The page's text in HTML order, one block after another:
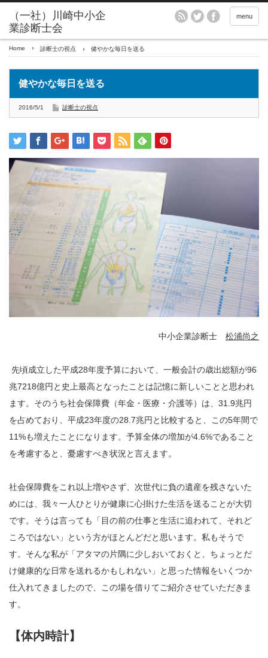
menu
Home 診断士の視点 健やかな毎日を送る
健やかな毎日を送る
2016/5/1 診断士の視点
中小企業診断士 松浦尚之
先頃成立した平成28年度予算において、一般会計の歳出総額が96
兆7218億円と史上最高となったことは記憶に新しいことと思われ
ます。そのうち社会保障費（年金・医療・介護等）は、31.9兆円
を占めており、平成23年度の28.7兆円と比較すると、この5年間で
11%も増えたことになります。予算全体の増加が4.6%であること
を考慮すると、憂慮すべき状況と言えます。
社会保障費をこれ以上増やさず、次世代に負の遺産を残さないた
めには、我々一人ひとりが健康に心掛けた生活を送ることが大切
です。そうは言っても「目の前の仕事と生活に追われて、それど
ころではない」という方がほとんどだと思います。私もそうで
す。そんな私が「アタマの片隅に少しおいておくと、ちょっとだ
け健康的な日常を送れるかもしれない」と思った情報をいくつか
仕入れてきましたので、この場を借りてご紹介させていただきま
す。
【体内時計】